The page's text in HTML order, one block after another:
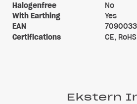
Halogenfree
No
With Earthing
Yes
EAN
Certifications
CE,
Ekstern